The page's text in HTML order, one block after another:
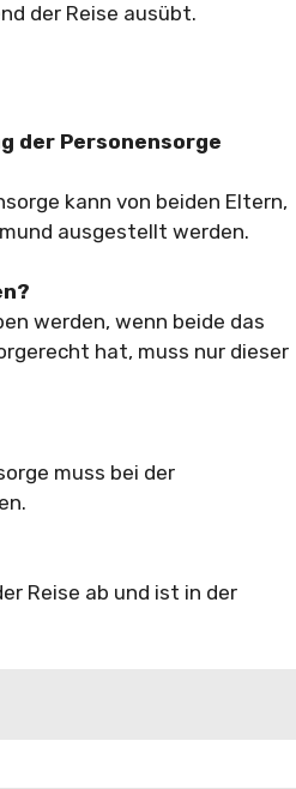
der Reise ausübt.
der Personensorge
kann von beiden Eltern,
ausgestellt werden.
werden, wenn beide das
hat, muss nur dieser
muss bei der
Reise ab und ist in der